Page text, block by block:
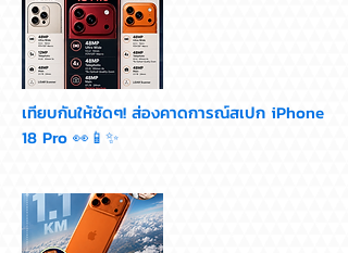
เทียบกันให้ชัดๆ! ส่องคาดการณ์สเปก iPhone
18 Pro 👀📱✨